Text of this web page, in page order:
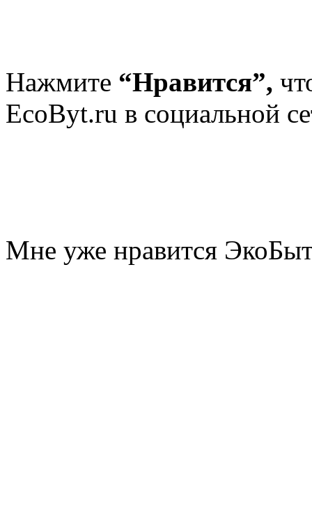
Нажмите “Нравится”,
EcoByt.ru в социальной
Мне уже нравится